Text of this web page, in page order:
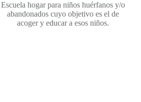
Escuela hogar para niños huérfanos y/o
abandonados cuyo objetivo es el de
acoger y educar a esos niños.